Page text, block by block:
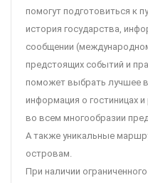
помогут подготовиться к
история государства,
сообщении
предстоящих событий и
поможет выбрать лучшее
информация о гостиницах
во всем многообразии
А также уникальные
островам.
При наличии